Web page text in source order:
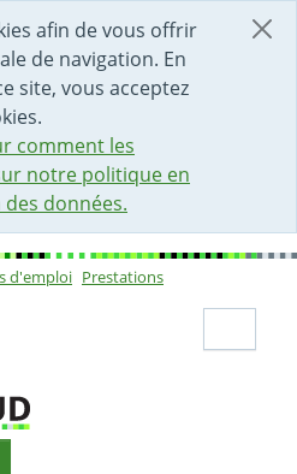
afin de vous offrir
de navigation. En
site, vous acceptez
comment les
notre politique en
données.
LA PAGE
d'emploi Prestations